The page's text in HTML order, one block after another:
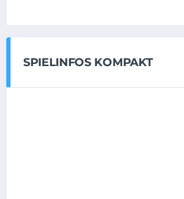
SPIELINFOS KOMPAKT